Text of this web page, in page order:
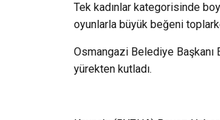
Tek kadınlar kategorisinde
oyunlarla büyük beğeni
Osmangazi Belediye Başkanı
yürekten kutladı.